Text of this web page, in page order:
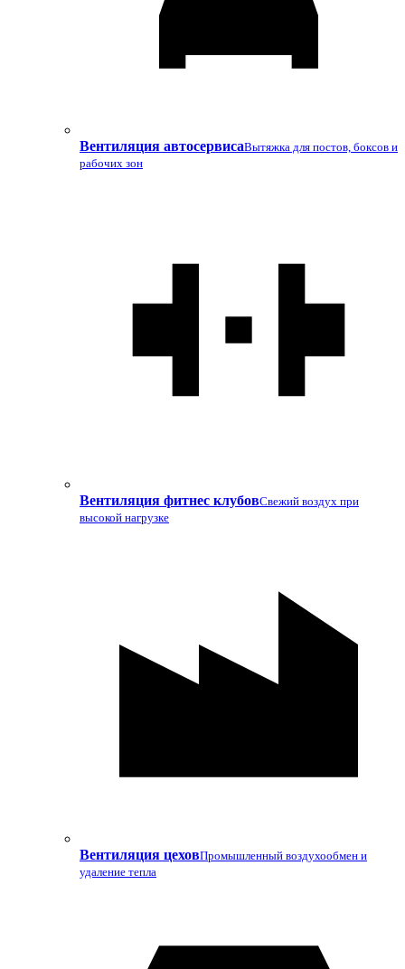
Вентиляция автосервисаВытяжка для постов, боксов и
рабочих зон
Вентиляция фитнес клубовСвежий воздух при
высокой нагрузке
Вентиляция цеховПромышленный воздухообмен и
удаление тепла